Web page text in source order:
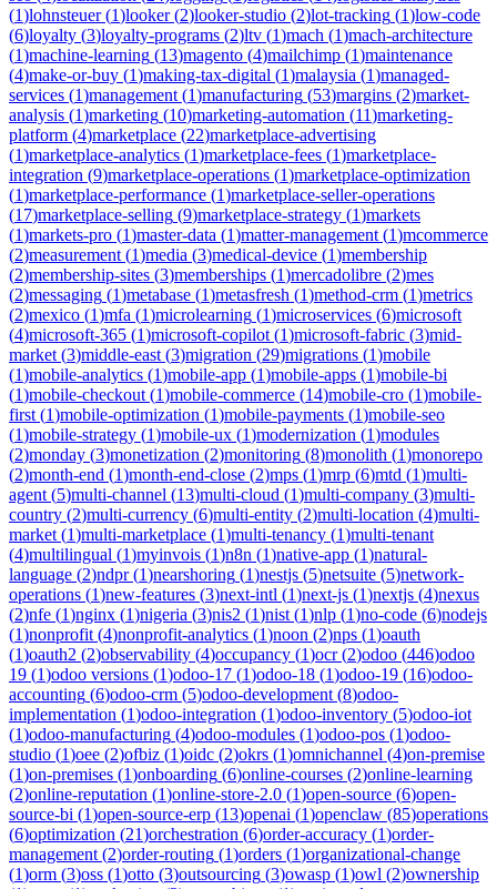
(1)lohnsteuer(1)looker(2)looker-studio (2)lot-tracking (1)low-code
(6)loyalty (3)loyalty-programs (2)ltv (1)mach (1)mach-architecture
(1)machine-learning (13)magento (4)mailchimp (1)maintenance
(4)make-or-buy (1)making-tax-digital (1)malaysia (1)managed-
services (1)management (1)manufacturing (53)margins (2)market-
analysis (1)marketing (10)marketing-automation (11)marketing-
platform (4)marketplace (22)marketplace-advertising
(1)marketplace-analytics (1)marketplace-fees (1)marketplace-
integration (9)marketplace-operations (1)marketplace-optimization
(1)marketplace-performance (1)marketplace-seller-operations
(17)marketplace-selling (9)marketplace-strategy (1)markets
(1)markets-pro (1)master-data (1)matter-management (1)mcommerce
(2)measurement (1)media (3)medical-device (1)membership
(2)membership-sites (3)memberships (1)mercadolibre (2)mes
(2)messaging (1)metabase (1)metasfresh (1)method-crm (1)metrics
(2)mexico (1)mfa (1)microlearning (1)microservices (6)microsoft
(4)microsoft-365 (1)microsoft-copilot (1)microsoft-fabric (3)mid-
market (3)middle-east (3)migration (29)migrations (1)mobile
(1)mobile-analytics (1)mobile-app (1)mobile-apps (1)mobile-bi
(1)mobile-checkout (1)mobile-commerce (14)mobile-cro (1)mobile-
first (1)mobile-optimization (1)mobile-payments (1)mobile-seo
(1)mobile-strategy (1)mobile-ux (1)modernization (1)modules
(2)monday (3)monetization (2)monitoring (8)monolith (1)monorepo
(2)month-end (1)month-end-close (2)mps (1)mrp (6)mtd (1)multi-
agent (5)multi-channel (13)multi-cloud (1)multi-company (3)multi-
country (2)multi-currency (6)multi-entity (2)multi-location (4)multi-
market (1)multi-marketplace (1)multi-tenancy (1)multi-tenant
(4)multilingual (1)myinvois (1)n8n (1)native-app (1)natural-
language (2)ndpr(1)nearshoring (1)nestjs (5)netsuite (5)network-
operations (1)new-features (3)next-intl (1)next-js (1)nextjs (4)nexus
(2)nfe (1)nginx (1)nigeria (3)nis2 (1)nist (1)nlp (1)no-code (6)nodejs
(1)nonprofit (4)nonprofit-analytics (1)noon (2)nps (1)oauth
(1)oauth2 (2)observability (4)occupancy (1)ocr(2)odoo (446)odoo
19 (1)odoo versions (1)odoo-17 (1)odoo-18 (1)odoo-19 (16)odoo-
accounting (6)odoo-crm (5)odoo-development (8)odoo-
implementation (1)odoo-integration (1)odoo-inventory (5)odoo-iot
(1)odoo-manufacturing (4)odoo-modules (1)odoo-pos (1)odoo-
studio (1)oee (2)ofbiz (1)oidc (2)okrs (1)omnichannel (4)on-premise
(1)on-premises (1)onboarding (6)online-courses (2)online-learning
(2)online-reputation (1)online-store-2.0 (1)open-source (6)open-
source-bi (1)open-source-erp (13)openai (1)openclaw (85)operations
(6)optimization (21)orchestration (6)order-accuracy (1)order-
management (2)order-routing (1)orders (1)organizational-change
(1)orm (3)oss (1)otto (3)outsourcing (3)owasp (1)owl (2)ownership